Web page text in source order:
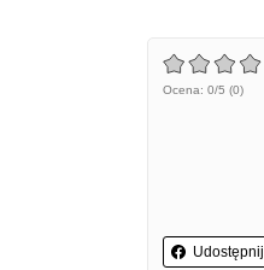
Ocena: 0/5 (0)
Udostępnij